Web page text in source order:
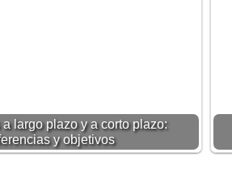
largo plazo y a corto plazo:
y objetivos